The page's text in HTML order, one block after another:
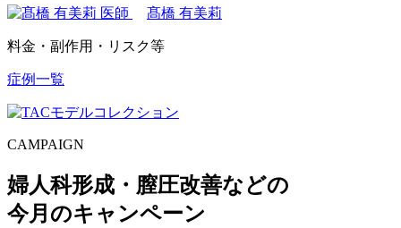
髙橋 有美莉
料金・副作用・リスク等
症例一覧
CAMPAIGN
婦人科形成・膣圧改善などの
今月のキャンペーン